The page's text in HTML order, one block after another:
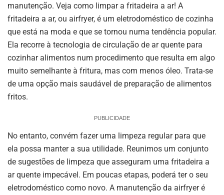
manutenção. Veja como limpar a fritadeira a ar! A
fritadeira a ar, ou airfryer, é um eletrodoméstico de cozinha
que está na moda e que se tornou numa tendência popular.
Ela recorre à tecnologia de circulação de ar quente para
cozinhar alimentos num procedimento que resulta em algo
muito semelhante à fritura, mas com menos óleo. Trata-se
de uma opção mais saudável de preparação de alimentos
fritos.
PUBLICIDADE
No entanto, convém fazer uma limpeza regular para que
ela possa manter a sua utilidade. Reunimos um conjunto
de sugestões de limpeza que asseguram uma fritadeira a
ar quente impecável. Em poucas etapas, poderá ter o seu
eletrodoméstico como novo. A manutenção da airfryer é